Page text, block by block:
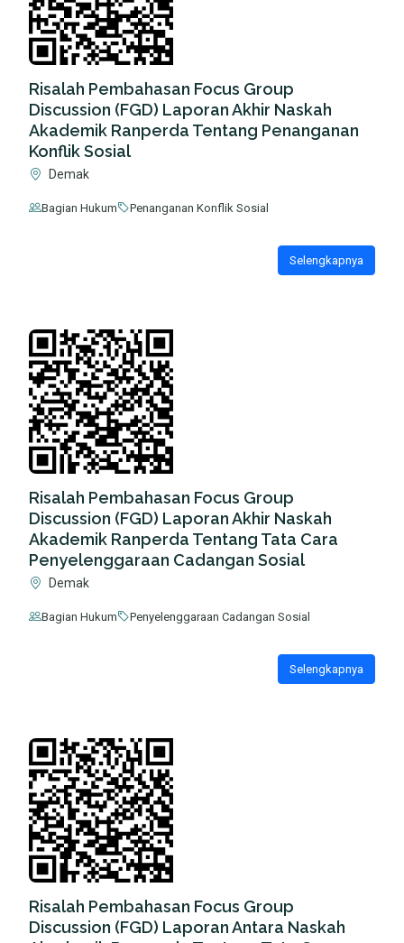
Risalah Pembahasan Focus Group
Discussion (FGD) Laporan Akhir Naskah
Akademik Ranperda Tentang Penanganan
Konflik Sosial
Demak
Bagian Hukum Penanganan Konflik Sosial
Selengkapnya
Risalah Pembahasan Focus Group
Discussion (FGD) Laporan Akhir Naskah
Akademik Ranperda Tentang Tata Cara
Penyelenggaraan Cadangan Sosial
Demak
Bagian Hukum Penyelenggaraan Cadangan Sosial
Selengkapnya
Risalah Pembahasan Focus Group
Discussion (FGD) Laporan Antara Naskah